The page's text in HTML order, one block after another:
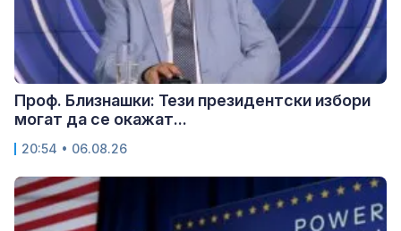
Проф. Близнашки: Тези президентски избори
могат да се окажат...
20:54 • 06.08.26